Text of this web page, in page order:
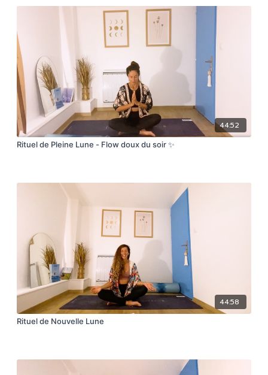
44:52
Rituel de Pleine Lune - Flow doux du soir ✨
44:58
Rituel de Nouvelle Lune